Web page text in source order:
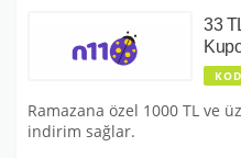
33
KOD
Ramazana özel 1000 TL ve
indirim sağlar.